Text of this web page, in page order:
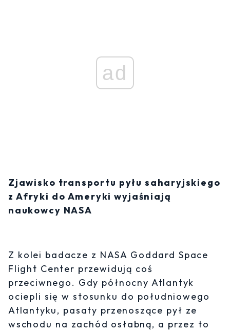
ad
Zjawisko transportu pyłu saharyjskiego
z Afryki do Ameryki wyjaśniają
naukowcy NASA
Z kolei badacze z NASA Goddard Space
Flight Center przewidują coś
przeciwnego. Gdy północny Atlantyk
ociepli się w stosunku do południowego
Atlantyku, pasaty przenoszące pył ze
wschodu na zachód osłabną, a przez to